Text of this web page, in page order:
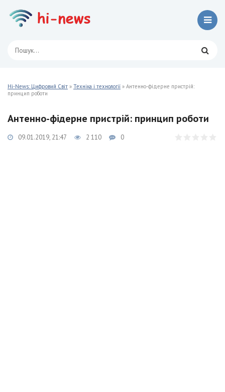
Hi-News: Цифровий Світ » Техніка і технології » Антенно-фідерне пристрій:
принцип роботи
Антенно-фідерне пристрій: принцип роботи
09.01.2019, 21:47 2 110 0